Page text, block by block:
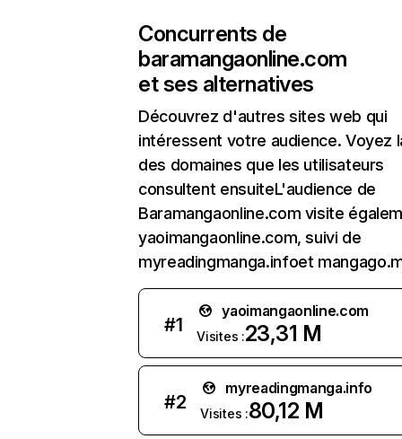
Concurrents de
baramangaonline.com
et ses alternatives
Découvrez d'autres sites web qui
intéressent votre audience. Voyez
des domaines que les utilisateurs
consultent ensuiteL'audience de
Baramangaonline.com visite
yaoimangaonline.com, suivi de
myreadingmanga.infoet
#1
yaoimangaonline.com
Visites :23,31 M
#2
myreadingmanga.info
Visites :80,12 M